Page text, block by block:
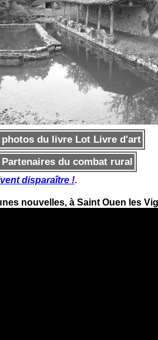
photos du livre Lot Livre d'art
Partenaires du combat rural
disparaître !.
nouvelles, à Saint Ouen les